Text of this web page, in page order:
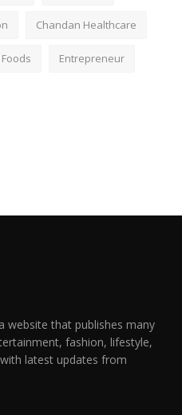
Chandan Healthcare
Entrepreneur
website that publishes many
fashion, lifestyle,
latest updates from